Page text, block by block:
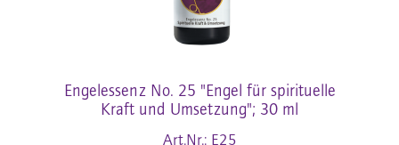
Engelessenz No. 25 "Engel für spirituelle
Kraft und Umsetzung"; 30 ml
Art.Nr.: E25